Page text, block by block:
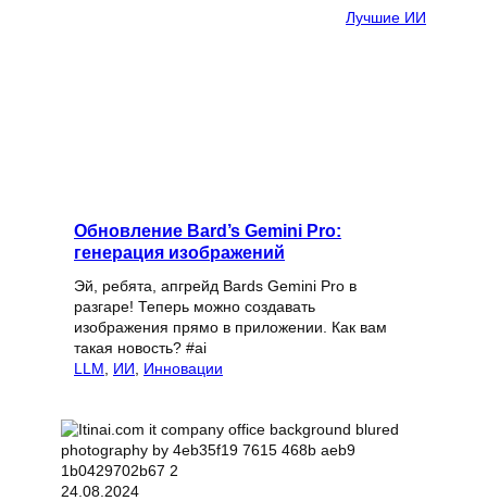
Лучшие ИИ
Обновление Bard’s Gemini Pro:
генерация изображений
Эй, ребята, апгрейд Bards Gemini Pro в
разгаре! Теперь можно создавать
изображения прямо в приложении. Как вам
такая новость? #ai
LLM
ИИ Инновации
24.08.2024